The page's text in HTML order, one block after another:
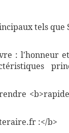
tels que
: l'honneur
:</b>